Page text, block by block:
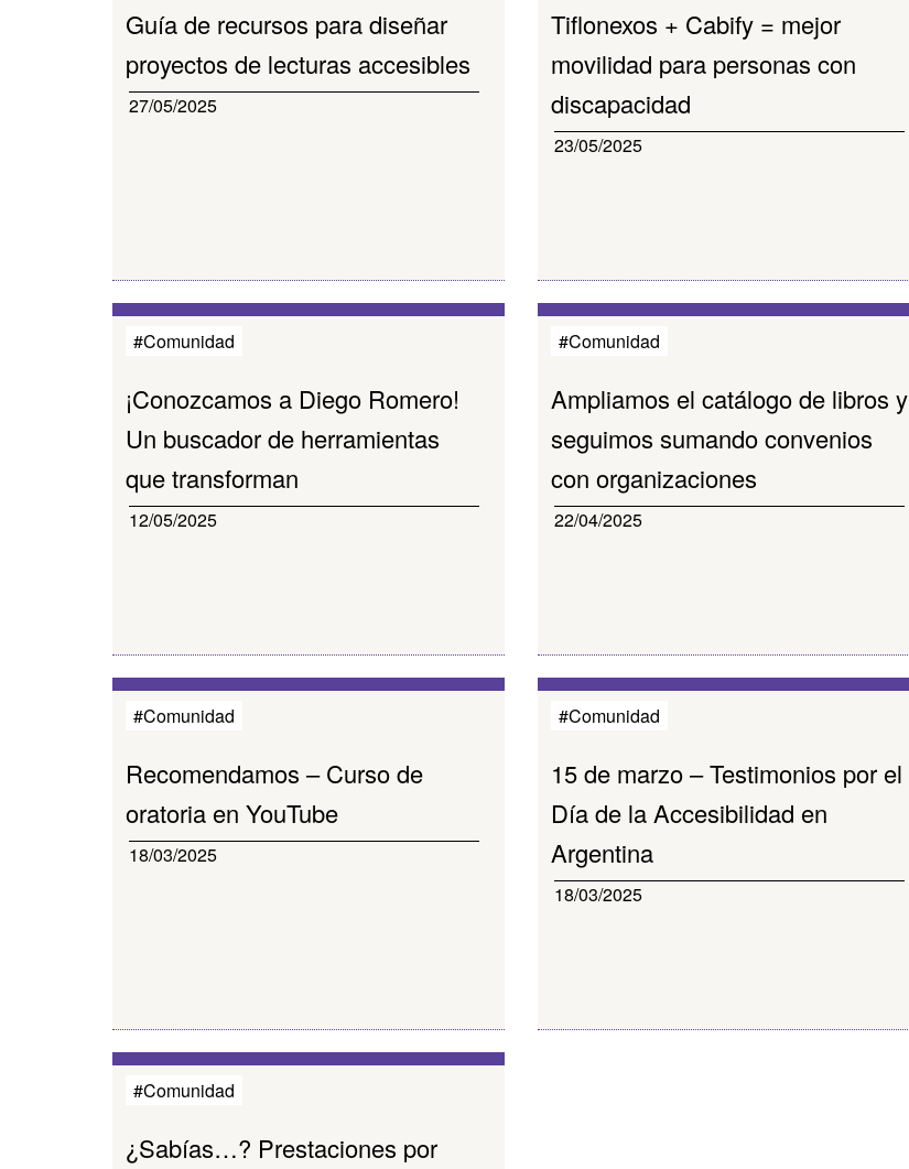
Guía de recursos para diseñar
proyectos de lecturas accesibles
27/05/2025
Tiflonexos + Cabify = mejor
movilidad para personas con
discapacidad
23/05/2025
#Comunidad
¡Conozcamos a Diego Romero!
Un buscador de herramientas
que transforman
12/05/2025
#Comunidad
Ampliamos el catálogo de libros y
seguimos sumando convenios
con organizaciones
22/04/2025
#Comunidad
Recomendamos – Curso de
oratoria en YouTube
18/03/2025
#Comunidad
15 de marzo – Testimonios por el
Día de la Accesibilidad en
Argentina
18/03/2025
#Comunidad
¿Sabías…? Prestaciones por